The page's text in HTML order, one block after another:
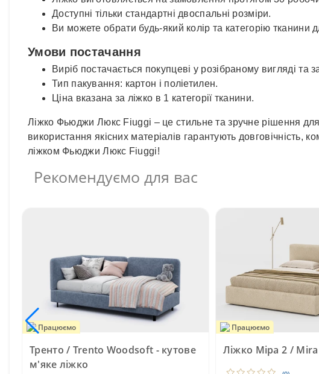
Доступні тільки стандартні двоспальні розміри.
Ви можете обрати будь-який колір та категорію тканини
Умови постачання
Виріб постачається покупцеві у розібраному вигляді та
Тип пакування: картон і поліетилен.
Ціна вказана за ліжко в 1 категорії тканини.
Ліжко Фьюджи Люкс Fiuggi – це стильне та зручне рішення для
використання якісних матеріалів гарантують
ліжком Фьюджи Люкс Fiuggi!
Рекомендуємо для вас
Працюємо
Тренто / Trento Woodsoft - кутове
м'яке ліжко
Працюємо
Ліжко Міра 2 /